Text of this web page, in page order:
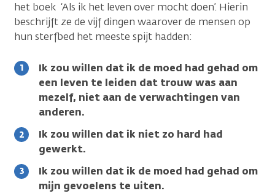
het boek ‘Als ik het leven over mocht doen’. Hierin
beschrijft ze de vijf dingen waarover de mensen op
hun sterfbed het meeste spijt hadden:
Ik zou willen dat ik de moed had gehad om
een leven te leiden dat trouw was aan
mezelf, niet aan de verwachtingen van
anderen.
Ik zou willen dat ik niet zo hard had
gewerkt.
Ik zou willen dat ik de moed had gehad om
mijn gevoelens te uiten.